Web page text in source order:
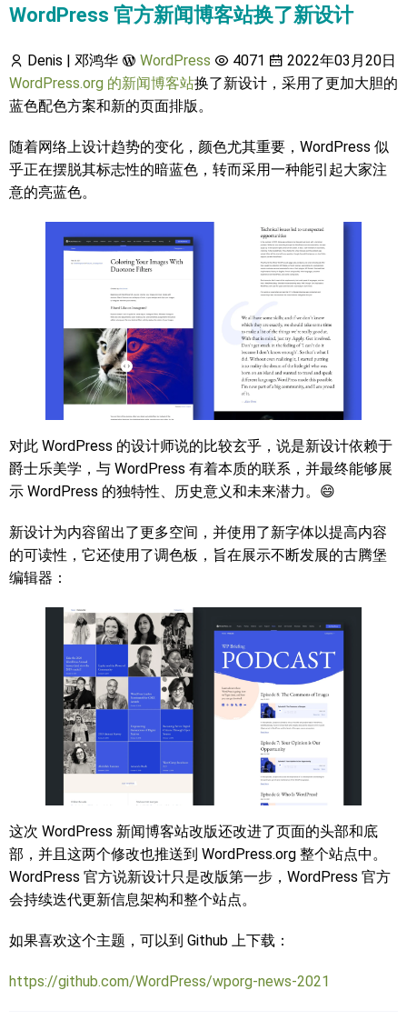
WordPress 官方新闻博客站换了新设计
Denis | 邓鸿华 WordPress 4071
2022年03月20日
WordPress.org 的新闻博客站换了新设计，采用了更加大胆的
蓝色配色方案和新的页面排版。
随着网络上设计趋势的变化，颜色尤其重要，WordPress 似
乎正在摆脱其标志性的暗蓝色，转而采用一种能引起大家注
意的亮蓝色。
对此 WordPress 的设计师说的比较玄乎，说是新设计依赖于
爵士乐美学，与 WordPress 有着本质的联系，并最终能够展
示 WordPress 的独特性、历史意义和未来潜力。😄
新设计为内容留出了更多空间，并使用了新字体以提高内容
的可读性，它还使用了调色板，旨在展示不断发展的古腾堡
编辑器：
这次 WordPress 新闻博客站改版还改进了页面的头部和底
部，并且这两个修改也推送到 WordPress.org 整个站点中。
WordPress 官方说新设计只是改版第一步，WordPress 官方
会持续迭代更新信息架构和整个站点。
如果喜欢这个主题，可以到 Github 上下载：
https://github.com/WordPress/wporg-news-2021